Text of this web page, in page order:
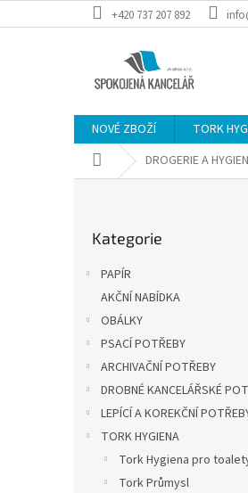
na
+420 737 207 892
NOVÉ ZBOŽÍ TORK
Domů DROGERIE A
kategorie
Kategorie
PAPÍR
AKČNÍ NABÍDKA
OBÁLKY
PSACÍ POTŘEBY
ARCHIVAČNÍ POTŘEBY
DROBNÉ KANCELÁŘSKÉ
LEPÍCÍ A KOREKČNÍ
TORK HYGIENA
Tork Hygiena pro
Tork Průmysl